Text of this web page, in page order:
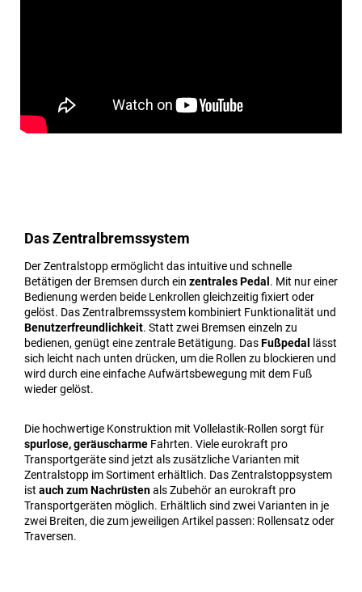
Das Zentralbremssystem
Der Zentralstopp ermöglicht das intuitive und schnelle
Betätigen der Bremsen durch ein zentrales Pedal . Mit nur einer
Bedienung werden beide Lenkrollen gleichzeitig fixiert oder
gelöst. Das Zentralbremssystem kombiniert Funktionalität und
Benutzerfreundlichkeit. Statt zwei Bremsen einzeln zu
bedienen, genügt eine zentrale Betätigung. DasFußpedal
lässt
sich leicht nach unten drücken, um die Rollen zu blockieren und
wird durch eine einfache Aufwärtsbewegung mit dem Fuß
wieder gelöst.
Die hochwertige Konstruktion mit Vollelastik-Rollen sorgt für
spurlose, geräuscharme Fahrten. Viele eurokraft pro
Transportgeräte sind jetzt als zusätzliche Varianten mit
Zentralstopp im Sortiment erhältlich. Das Zentralstoppsystem
ist auch zum Nachrüstenals Zubehör an eurokraft pro
Transportgeräten möglich. Erhältlich sind zwei Varianten in je
zwei Breiten, die zum jeweiligen Artikel passen: Rollensatz oder
Traversen.